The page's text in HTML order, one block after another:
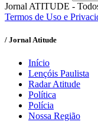
Jornal ATITUDE -
Termos de Uso e
/ Jornal Atitude
Início
Lençóis Paulista
Radar Atitude
Política
Polícia
Nossa Região